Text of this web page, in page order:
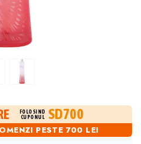
FOLOSIND
CUPONUL
SD700
PESTE 700 LEI